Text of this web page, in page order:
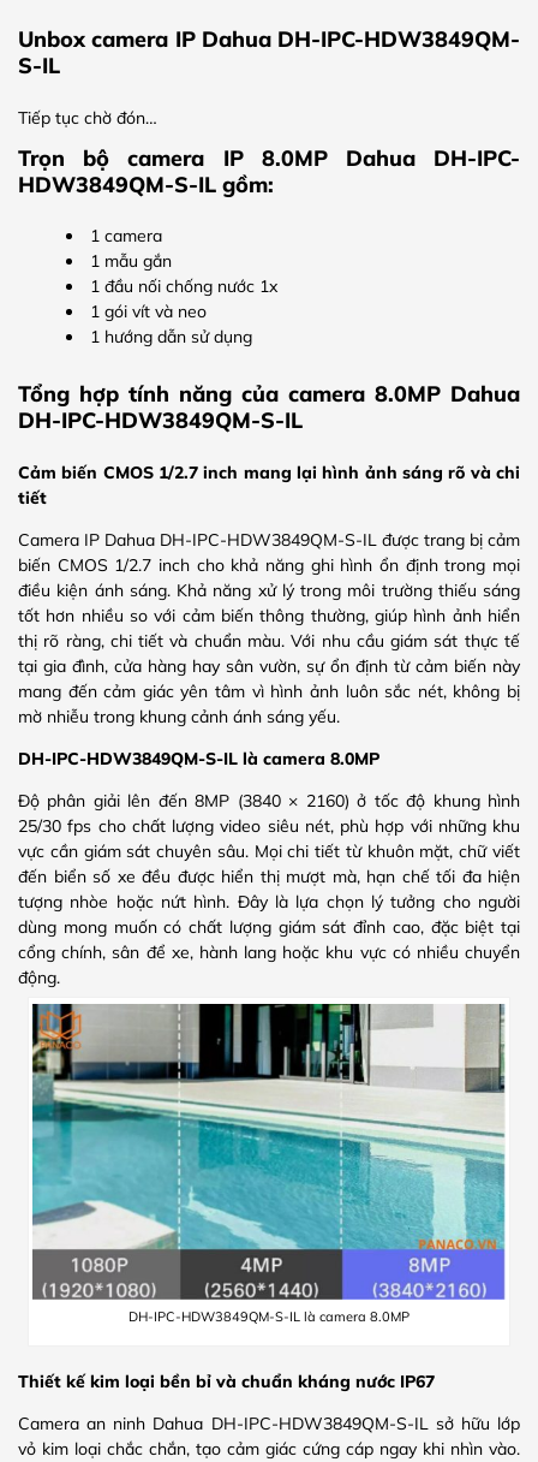
Unbox camera IP Dahua DH-IPC-HDW3849QM-
S-IL
Tiếp tục chờ đón…
Trọn bộ camera IP 8.0MP Dahua DH-IPC-
HDW3849QM-S-IL gồm:
1 camera
1 mẫu gắn
1 đầu nối chống nước 1x
1 gói vít và neo
1 hướng dẫn sử dụng
Tổng hợp tính năng của camera 8.0MP Dahua
DH-IPC-HDW3849QM-S-IL
Cảm biến CMOS 1/2.7 inch mang lại hình ảnh sáng rõ và chi
tiết
Camera IP Dahua DH-IPC-HDW3849QM-S-IL được trang bị cảm
biến CMOS 1/2.7 inch cho khả năng ghi hình ổn định trong mọi
điều kiện ánh sáng. Khả năng xử lý trong môi trường thiếu sáng
tốt hơn nhiều so với cảm biến thông thường, giúp hình ảnh hiển
thị rõ ràng, chi tiết và chuẩn màu. Với nhu cầu giám sát thực tế
tại gia đình, cửa hàng hay sân vườn, sự ổn định từ cảm biến này
mang đến cảm giác yên tâm vì hình ảnh luôn sắc nét, không bị
mờ nhiễu trong khung cảnh ánh sáng yếu.
DH-IPC-HDW3849QM-S-IL là camera 8.0MP
Độ phân giải lên đến 8MP (3840 × 2160) ở tốc độ khung hình
25/30 fps cho chất lượng video siêu nét, phù hợp với những khu
vực cần giám sát chuyên sâu. Mọi chi tiết từ khuôn mặt, chữ viết
đến biển số xe đều được hiển thị mượt mà, hạn chế tối đa hiện
tượng nhòe hoặc nứt hình. Đây là lựa chọn lý tưởng cho người
dùng mong muốn có chất lượng giám sát đỉnh cao, đặc biệt tại
cổng chính, sân để xe, hành lang hoặc khu vực có nhiều chuyển
động.
DH-IPC-HDW3849QM-S-IL là camera 8.0MP
Thiết kế kim loại bền bỉ và chuẩn kháng nước IP67
Camera an ninh Dahua DH-IPC-HDW3849QM-S-IL sở hữu lớp
vỏ kim loại chắc chắn, tạo cảm giác cứng cáp ngay khi nhìn vào.